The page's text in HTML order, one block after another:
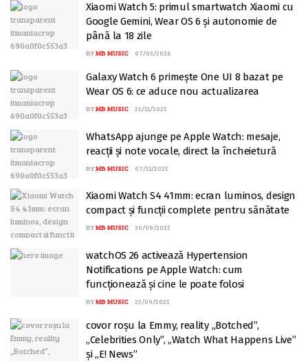
Xiaomi Watch 5: primul smartwatch Xiaomi cu
Google Gemini, Wear OS 6 și autonomie de
până la 18 zile
BYMB MUSIC 07/03/2026
Galaxy Watch 6 primește One UI 8 bazat pe
Wear OS 6: ce aduce nou actualizarea
BYMB MUSIC 22/11/2025
WhatsApp ajunge pe Apple Watch: mesaje,
reacții și note vocale, direct la încheietură
BYMB MUSIC 07/11/2025
Xiaomi Watch S4 41mm: ecran luminos, design
compact și funcții complete pentru sănătate
BYMB MUSIC 30/09/2025
watchOS 26 activează Hypertension
Notifications pe Apple Watch: cum
funcționează și cine le poate folosi
BYMB MUSIC 22/09/2025
covor roșu la Emmy, reality „Botched”,
„Celebrities Only”, „Watch What Happens Live”
și „E! News”